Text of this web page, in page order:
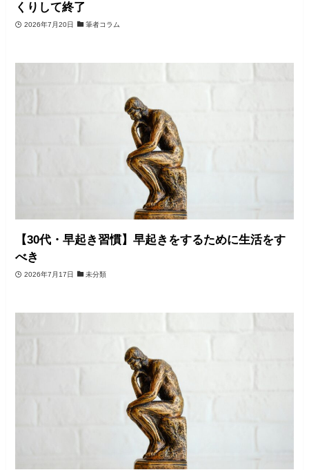
くりして終了
2026年7月20日 筆者コラム
【30代・早起き習慣】早起きをするために生活をす
べき
2026年7月17日 未分類